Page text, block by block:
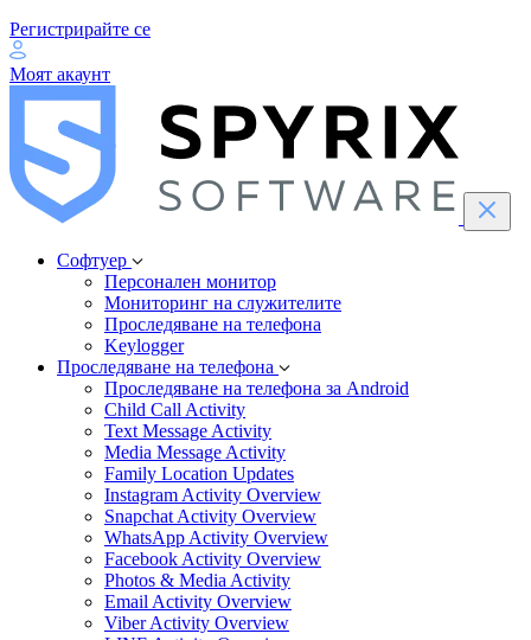
Регистрирайте се
Моят акаунт
Софтуер
Персонален монитор
Мониторинг на служителите
Проследяване на телефона
Keylogger
Проследяване на телефона
Проследяване на телефона за Android
Child Call Activity
Text Message Activity
Media Message Activity
Family Location Updates
Instagram Activity Overview
Snapchat Activity Overview
WhatsApp Activity Overview
Facebook Activity Overview
Photos & Media Activity
Email Activity Overview
Viber Activity Overview